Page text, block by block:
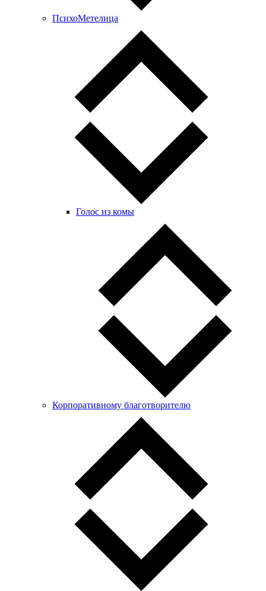
ПсихоМетелица
Голос из комы
Корпоративному благотворителю